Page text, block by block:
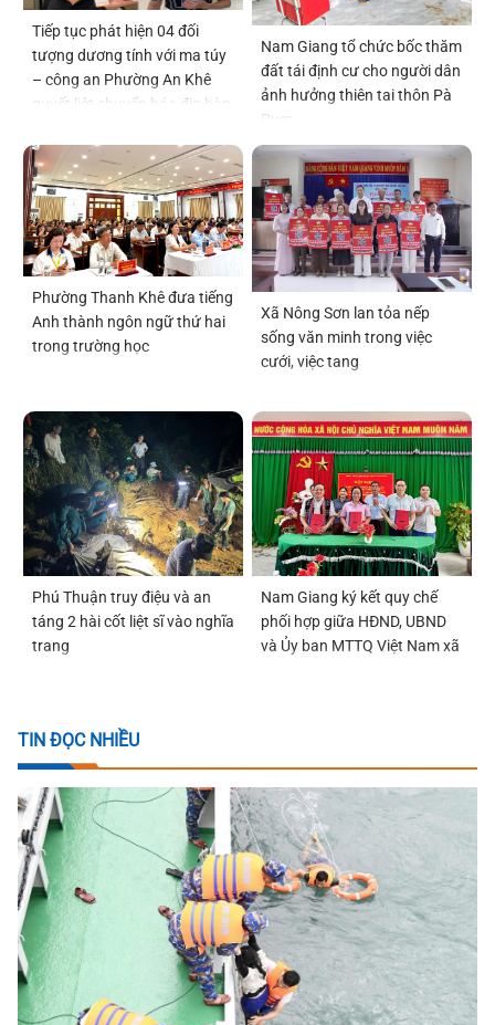
Tiếp tục phát hiện 04 đối
tượng dương tính với ma túy
– công an Phường An Khê
quyết liệt chuyển hóa địa bàn
Nam Giang tổ chức bốc thăm
đất tái định cư cho người dân
ảnh hưởng thiên tai thôn Pà
Rum
Phường Thanh Khê đưa tiếng
Anh thành ngôn ngữ thứ hai
trong trường học
Xã Nông Sơn lan tỏa nếp
sống văn minh trong việc
cưới, việc tang
Phú Thuận truy điệu và an
táng 2 hài cốt liệt sĩ vào nghĩa
trang
Nam Giang ký kết quy chế
phối hợp giữa HĐND, UBND
và Ủy ban MTTQ Việt Nam xã
TIN ĐỌC NHIỀU